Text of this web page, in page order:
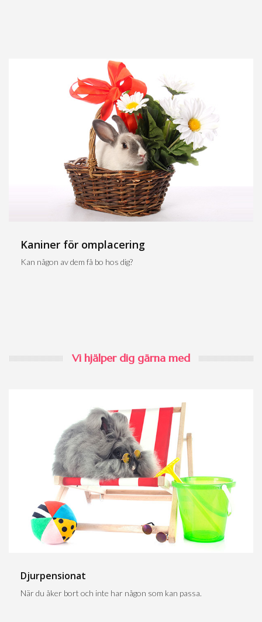
Kaniner för omplacering
Kan någon av dem få bo hos dig?
Vi hjälper dig gärna med
Djurpensionat
När du åker bort och inte har någon som kan passa.